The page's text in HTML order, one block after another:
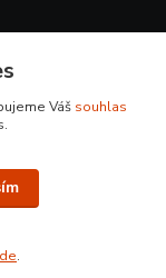
Váš souhlas
.